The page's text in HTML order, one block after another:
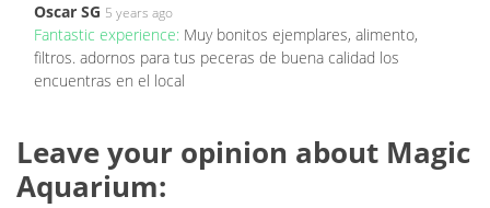
Oscar SG 5 years ago
Fantastic experience: Muy bonitos ejemplares, alimento,
filtros. adornos para tus peceras de buena calidad los
encuentras en el local
Leave your opinion about Magic
Aquarium: